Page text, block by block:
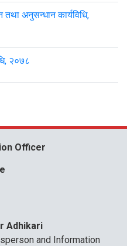
तथा अनुसन्धान कार्यविधि,
२०७८
Officer
Adhikari
and Information